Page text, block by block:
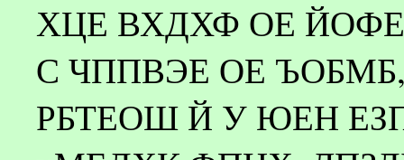
ХЦЕ ВХДХФ ОЕ
С ЧППВЭЕ ОЕ
РБТЕОШ Й У ЮЕН